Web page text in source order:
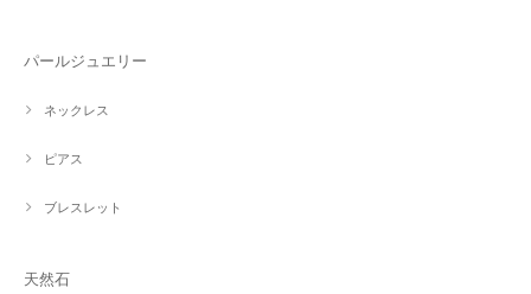
パールジュエリー
ネックレス
ピアス
ブレスレット
天然石